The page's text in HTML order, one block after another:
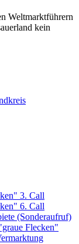
Weltmarktführern
kein
3. Call
6. Call
(Sonderaufruf)
Flecken"